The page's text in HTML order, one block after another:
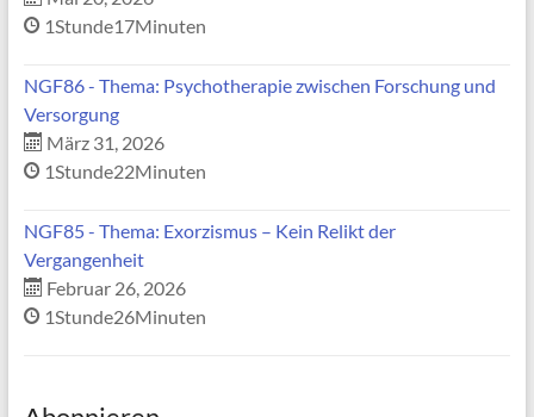
1Stunde17Minuten
NGF86 - Thema: Psychotherapie zwischen Forschung und
Versorgung
März 31, 2026
1Stunde22Minuten
NGF85 - Thema: Exorzismus – Kein Relikt der
Vergangenheit
Februar 26, 2026
1Stunde26Minuten